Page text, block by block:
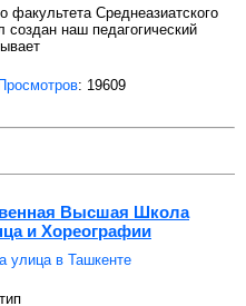
факультета Среднеазиатского
создан наш педагогический
: 19609
Высшая Школа
и Хореографии
в Ташкенте